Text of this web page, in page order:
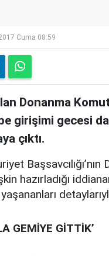
Cuma 08:59
Donanma
girişimi gecesi
çıktı.
hazırladığı
GEMİYE GİTTİK’